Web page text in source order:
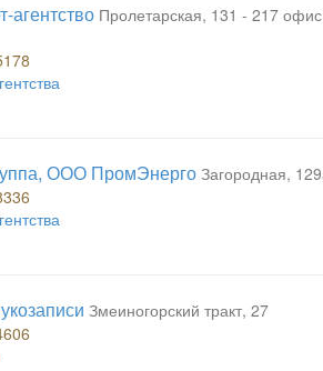
агентство Пролетарская, 131 - 217
ООО ПромЭнерго Загородная,
Змеиногорский тракт, 27